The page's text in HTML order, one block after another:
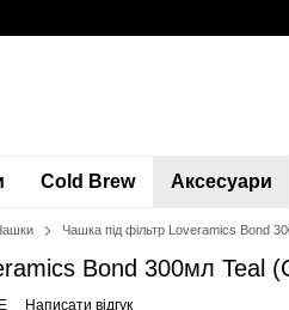
Cold Brew Аксесуари
Чашка під фільтр Loveramics Bond
Bond 300мл Teal
Написати відгук